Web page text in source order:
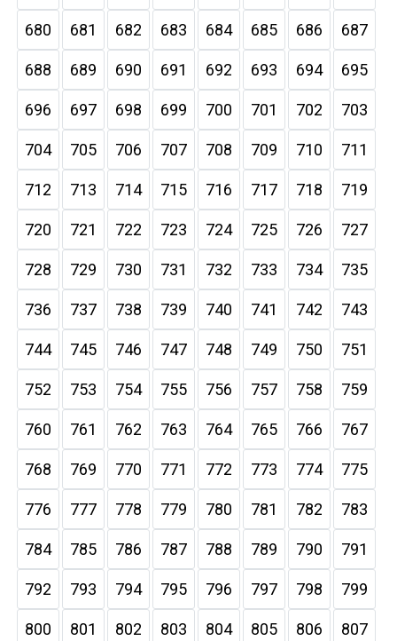
680 681 682 683 684 685 686 687
688 689 690 691 692 693 694 695
696 697 698 699 700 701 702 703
704 705 706 707 708 709 710 711
712 713 714 715 716 717 718 719
720 721 722 723 724 725 726 727
728 729 730 731 732 733 734 735
736 737 738 739 740 741 742 743
744 745 746 747 748 749 750 751
752 753 754 755 756 757 758 759
760 761 762 763 764 765 766 767
768 769 770 771 772 773 774 775
776 777 778 779 780 781 782 783
784 785 786 787 788 789 790 791
792 793 794 795 796 797 798 799
800 801 802 803 804 805 806 807